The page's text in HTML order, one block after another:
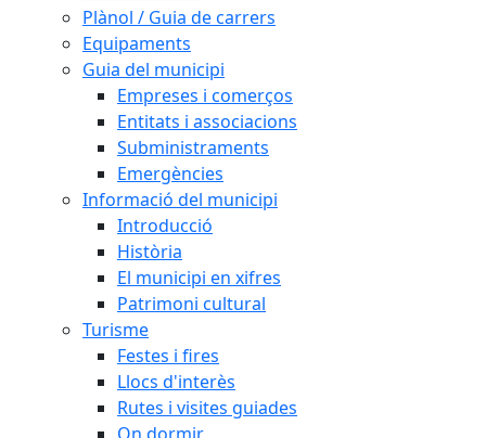
Plànol / Guia de carrers
Equipaments
Guia del municipi
Empreses i comerços
Entitats i associacions
Subministraments
Emergències
Informació del municipi
Introducció
Història
El municipi en xifres
Patrimoni cultural
Turisme
Festes i fires
Llocs d'interès
Rutes i visites guiades